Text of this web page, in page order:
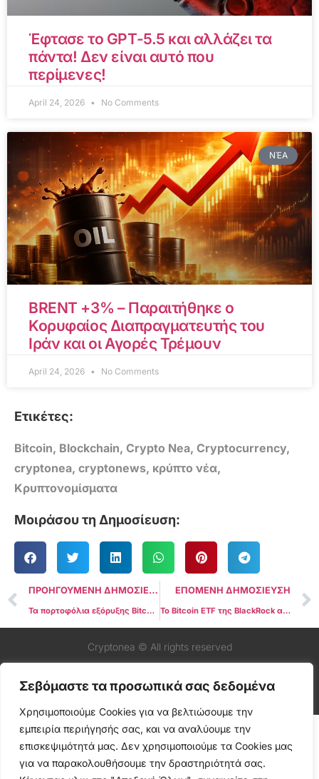
Σεβόμαστε τα προσωπικά σας δεδομένα
Χρησιμοποιούμε Cookies για να βελτιώσουμε την
εμπειρία περιήγησής σας, και να αναλύουμε την
επισκεψιμότητά μας. Δεν χρησιμοποιούμε τα Cookies μας
για να παρακολουθήσουμε την δραστηριότητά σας.
Έφτασε το GPT-5.5 και αλλάζει τα
πάντα! Δεν είναι αυτό που
περίμενες!
April 24, 2026 No Comments
ΝΈΑ
BRENT +3% – Παραιτήθηκε ο
Κορυφαίος Διαπραγματευτής του
Ιράν και οι Αγορές Τρέμουν
April 24, 2026 No Comments
Ετικέτες:
Bitcoin, Blockchain, Crypto Nea, Cryptocurrency,
cryptonea, cryptonews, κρύπτο νέα,
Κρυπτονομίσματα
Μοιράσου τη Δημοσίευση:
ΠΡΟΗΓΟΥΜΕΝΗ ΔΗΜΟΣΙΕΥΣΗ
Τα πορτοφόλια εξόρυξης Bitcoin επανενεργοποιούνται μετά από 15 χρόνια – Θα μπορούσε αυτό να είναι ο Satoshi;
ΕΠΟΜΕΝΗ ΔΗΜΟΣΙΕΥΣΗ
Το Bitcoin ETF της BlackRock απαιτεί αναλήψεις BTC εντός 12 ώρες από την Coinbase
Cryptonea © All rights reserved